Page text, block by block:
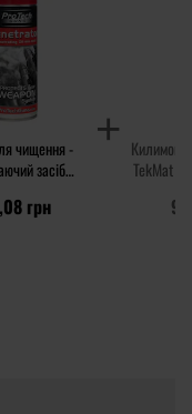
чищення -
засіб
грн
Килимок
TekMat